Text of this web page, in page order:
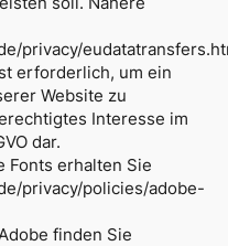
privacy/
erforderlich, um ein
Website zu
Interesse im
dar.
Fonts erhalten Sie
privacy/policies/adobe-
finden Sie